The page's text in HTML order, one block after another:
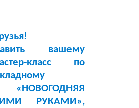
вашему
класс по
РУКАМИ»,